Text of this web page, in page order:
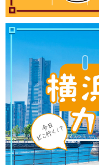
サイトについて